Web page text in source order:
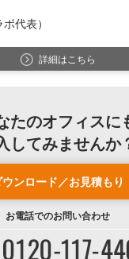
代表）
詳細はこちら
たのオフィスに
してみませんか
ウンロード／お見積もり
お電話でのお問い合わせ